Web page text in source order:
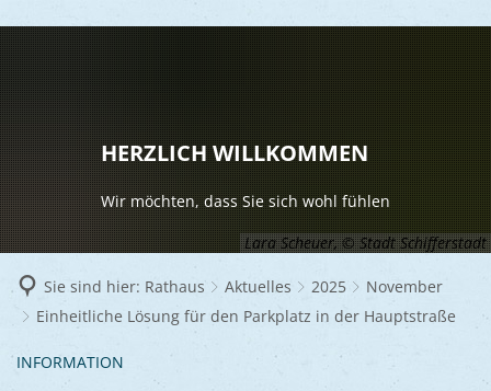
LEBEN
Vereine
Kinder
Senioren
Mobilität
RATHAUS
Aktuelles
Bürger-
Kultur
Lara Scheuer, © Stadt Schifferstadt
HERZLICH WILLKOMMEN
Wir möchten, dass Sie sich wohl fühlen
Sie sind hier: Rathaus Aktuelles 2025
November
Einheitliche Lösung für den Parkplatz in der Hauptstraße
INFORMATION